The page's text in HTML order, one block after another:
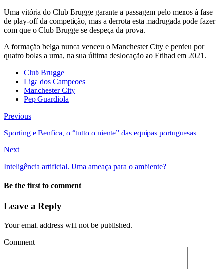
Uma vitória do Club Brugge garante a passagem pelo menos à fase
de play-off da competição, mas a derrota esta madrugada pode fazer
com que o Club Brugge se despeça da prova.
A formação belga nunca venceu o Manchester City e perdeu por
quatro bolas a uma, na sua última deslocação ao Etihad em 2021.
Club Brugge
Liga dos Campeoes
Manchester City
Pep Guardiola
Previous
Sporting e Benfica, o “tutto o niente” das equipas portuguesas
Next
Inteligência artificial. Uma ameaça para o ambiente?
Be the first to comment
Leave a Reply
Your email address will not be published.
Comment